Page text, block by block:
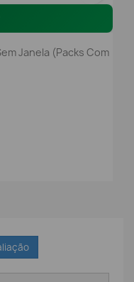
Janela (packs Com